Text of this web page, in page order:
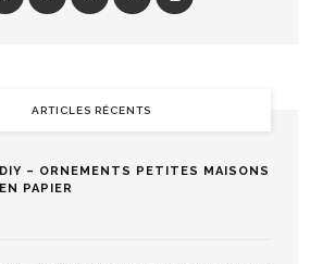
ARTICLES RÉCENTS
DIY – ORNEMENTS PETITES MAISONS
EN PAPIER